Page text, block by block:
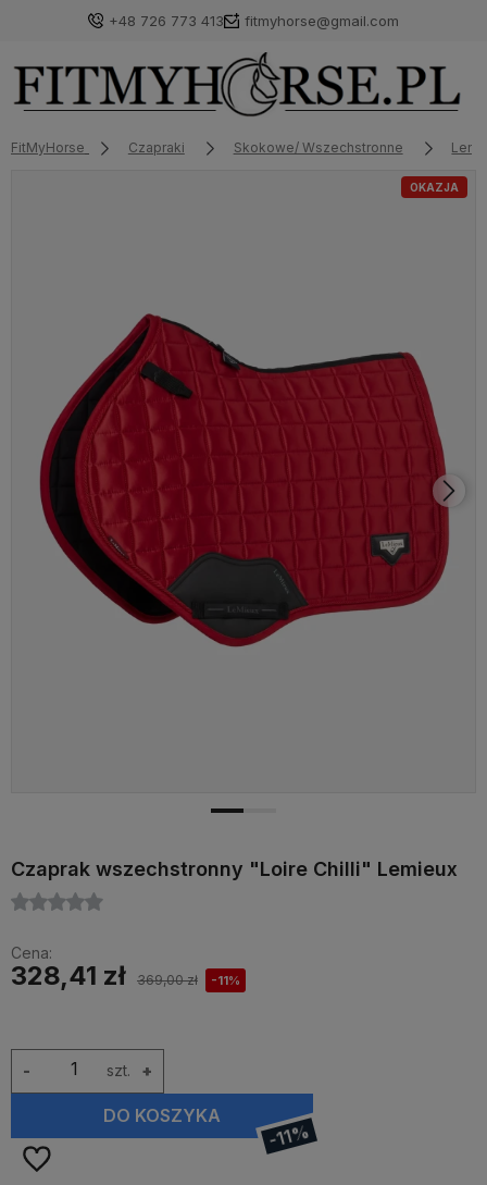
+48 726 773 413 fitmyhorse@gmail.com
FitMyHorse Czapraki Skokowe/ Wszechstronne
OKAZJA
Czaprak wszechstronny "Loire Chilli" Lemieux
Cena:
328,41 zł 369,00 zł -11%
szt. +
-
DO KOSZYKA
-11%